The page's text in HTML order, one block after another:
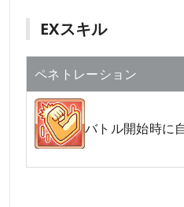
EXスキル
ペネトレーション
バトル開始時に